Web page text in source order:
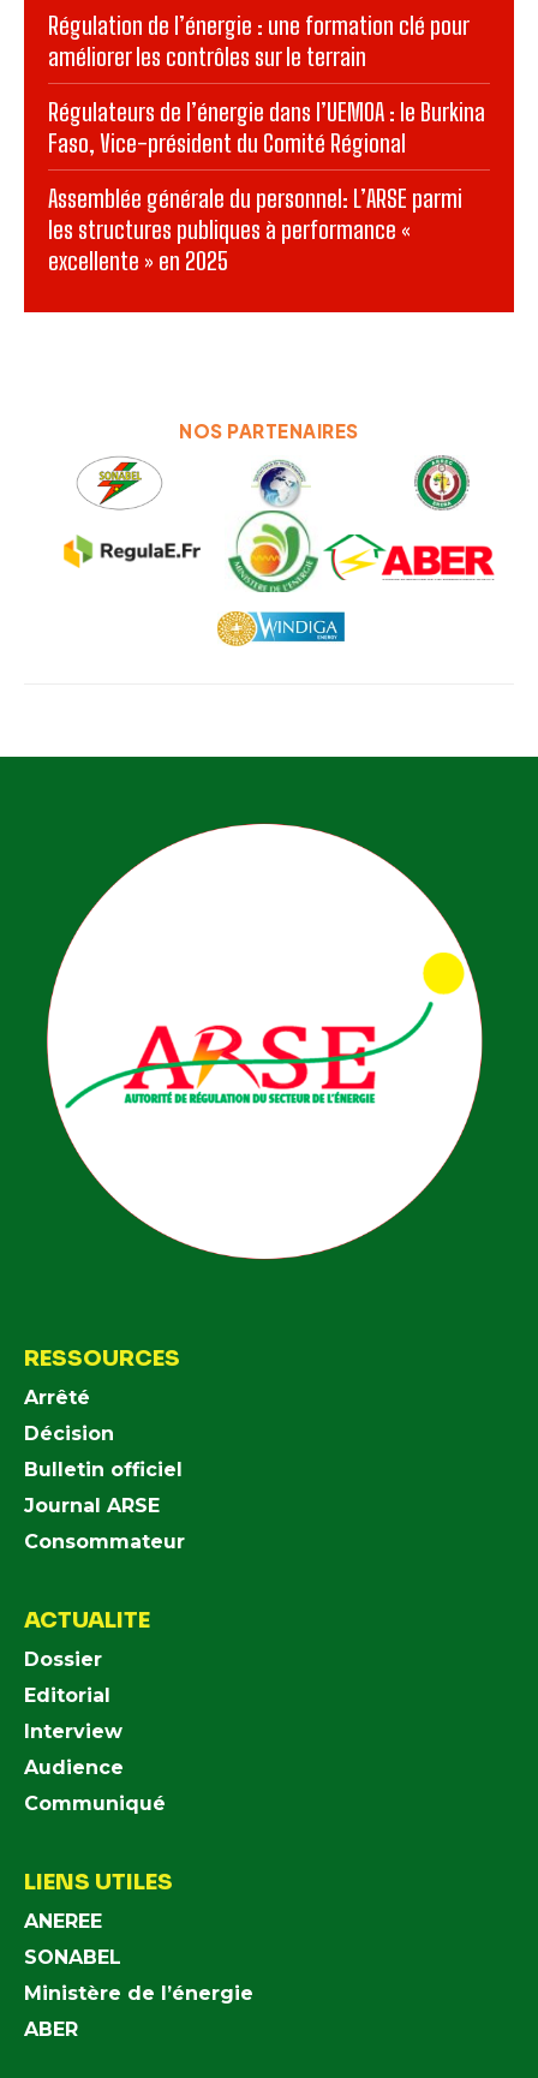
Régulation de l’énergie : une formation clé pour
améliorer les contrôles sur le terrain
Régulateurs de l’énergie dans l’UEMOA : le Burkina
Faso, Vice-président du Comité Régional
Assemblée générale du personnel: L’ARSE parmi
les structures publiques à performance «
excellente » en 2025
NOS PARTENAIRES
RESSOURCES
Arrêté
Décision
Bulletin officiel
Journal ARSE
Consommateur
ACTUALITE
Dossier
Editorial
Interview
Audience
Communiqué
LIENS UTILES
ANEREE
SONABEL
Ministère de l’énergie
ABER